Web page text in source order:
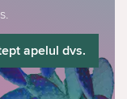
apelul dvs.